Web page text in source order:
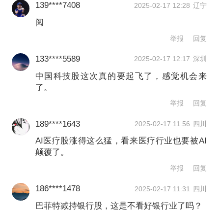
DeepSeek热潮的带动下，中国科技领军
企业近期可能迎来国家潜在的重大支
持。瑞士资产管理公司Gam Investment
Management认为，中国的互联网领域可
能会重新迎来崛起。
位，由于AI发展使泡沫能够延续，A股估
值较美股有明显的低估，行业发展将有
利于A股的估值回归。2）目前全球市场
情况是“哪个市场与AI有实质性的关系，
哪个市场会有较高的估值水平”。3）人
139****7408 2025-02-17 12:28 辽宁
阅
举报 回复
133****5589 2025-02-17 12:17 深圳
中国科技股这次真的要起飞了，感觉机会来
了。
举报 回复
189****1643 2025-02-17 11:56 四川
AI医疗股涨得这么猛，看来医疗行业也要被AI
颠覆了。
举报 回复
186****1478 2025-02-17 11:31 四川
巴菲特减持银行股，这是不看好银行业了吗？